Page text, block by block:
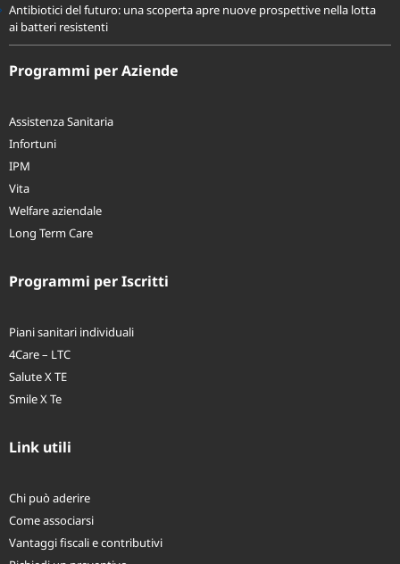
Antibiotici del futuro: una scoperta apre nuove prospettive nella lotta
ai batteri resistenti
Assistenza Sanitaria
Infortuni
IPM
Vita
Welfare aziendale
Piani sanitari individuali
4Care – LTC
Salute X TE
Chi può aderire
Come associarsi
Vantaggi fiscali e contributivi